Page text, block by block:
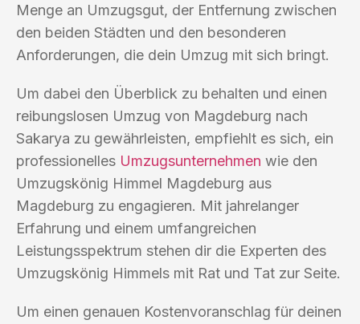
Menge an Umzugsgut, der Entfernung zwischen
den beiden Städten und den besonderen
Anforderungen, die dein Umzug mit sich bringt.
Um dabei den Überblick zu behalten und einen
reibungslosen Umzug von Magdeburg nach
Sakarya zu gewährleisten, empfiehlt es sich, ein
professionelles Umzugsunternehmen wie den
Umzugskönig Himmel Magdeburg aus
Magdeburg zu engagieren. Mit jahrelanger
Erfahrung und einem umfangreichen
Leistungsspektrum stehen dir die Experten des
Umzugskönig Himmels mit Rat und Tat zur Seite.
Um einen genauen Kostenvoranschlag für deinen